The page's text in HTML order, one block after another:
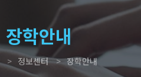
장학안내
정보센터 장학안내